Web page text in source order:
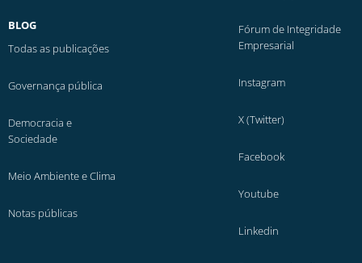
BLOG
Todas as publicações
Governança pública
Democracia e
Sociedade
Meio Ambiente e Clima
Notas públicas
Fórum de Integridade
Empresarial
Instagram
X (Twitter)
Facebook
Youtube
Linkedin